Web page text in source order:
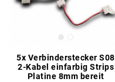
5x Verbinderstecker S08
2-Kabel einfarbig Strips
Platine 8mm bereit